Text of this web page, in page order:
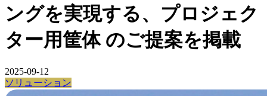
ングを実現する、プロジェク
ター用筐体 のご提案を掲載
2025-09-12
ソリューション